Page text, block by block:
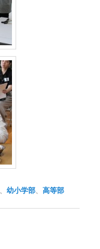
、幼小学部 、高等部